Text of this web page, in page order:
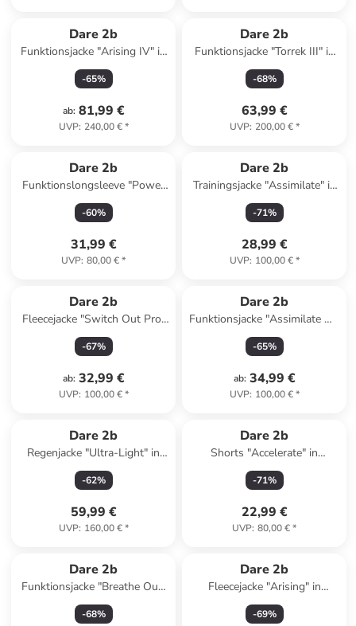
Dare 2b
Funktionsjacke "Arising IV" in
Dunkelblau/ Hellblau
-65%
ab: 81,99 €
UVP: 240,00 €*
Dare 2b
Funktionsjacke "Torrek III" in
Orange/ Bordeaux
-68%
63,99 €
UVP: 200,00 €*
Dare 2b
Funktionslongsleeve "Power
Up III" in Anthrazit
-60%
31,99 €
UVP: 80,00 €*
Dare 2b
Trainingsjacke "Assimilate" in
Grau/ Gelb
-71%
28,99 €
UVP: 100,00 €*
Dare 2b
Fleecejacke "Switch Out Pro"
in Khaki
-67%
ab: 32,99 €
UVP: 100,00 €*
Dare 2b
Funktionsjacke "Assimilate VI"
in Schwarz
-65%
ab: 34,99 €
UVP: 100,00 €*
Dare 2b
Regenjacke "Ultra-Light" in
Schwarz
-62%
59,99 €
UVP: 160,00 €*
Dare 2b
Shorts "Accelerate" in
Schwarz
-71%
22,99 €
UVP: 80,00 €*
Dare 2b
Funktionsjacke "Breathe Out"
in Terrakotta
-68%
Dare 2b
Fleecejacke "Arising" in
Dunkelblau
-69%